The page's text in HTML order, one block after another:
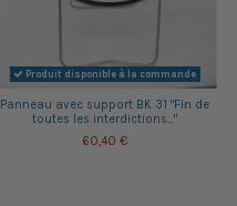
Produit disponible à la commande
Panneau avec support BK 31 "Fin de
toutes les interdictions..."
60,40 €